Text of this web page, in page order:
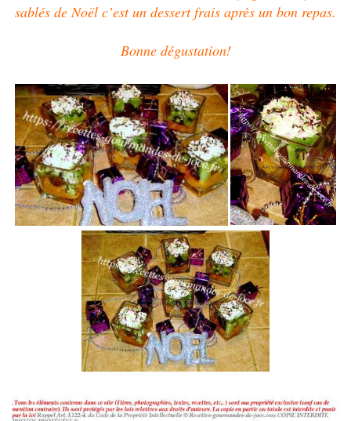
sablés de Noël c’est un dessertfrais après un bon repas.
Bonne dégustation!